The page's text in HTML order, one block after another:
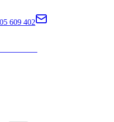
609 402